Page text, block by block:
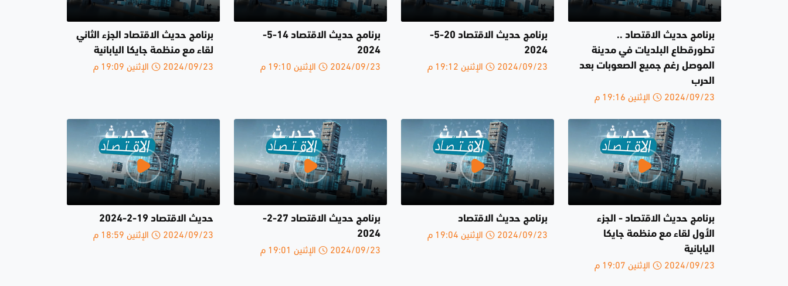
برنامج حديث الاقتصاد ..
تطورقطاع البلديات في مدينة
الموصل رغم جميع الصعوبات بعد
الحرب
2024/09/23 الإثنين 19:16 م
برنامج حديث الاقتصاد 20-5-
2024
2024/09/23 الإثنين 19:12 م
برنامج حديث الاقتصاد 14-5-
2024
2024/09/23 الإثنين 19:10 م
برنامج حديث الاقتصاد الجزء الثاني
لقاء مع منظمة جايكا اليابانية
2024/09/23 الإثنين 19:09 م
برنامج حديث الاقتصاد - الجزء
الأول لقاء مع منظمة جايكا
اليابانية
2024/09/23 الإثنين 19:07 م
برنامج حديث الاقتصاد
2024/09/23 الإثنين 19:04 م
برنامج حديث الاقتصاد 27-2-
2024
2024/09/23 الإثنين 19:01 م
حديث الاقتصاد 19-2-2024
2024/09/23 الإثنين 18:59 م